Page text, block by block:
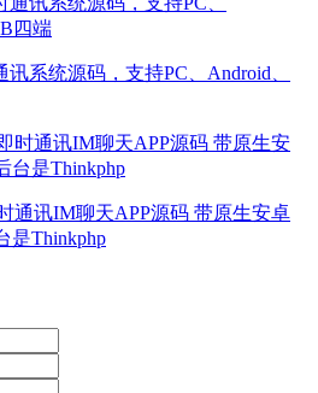
系统源码，支持PC、Android、
通讯IM聊天APP源码 带原生安卓
是Thinkphp